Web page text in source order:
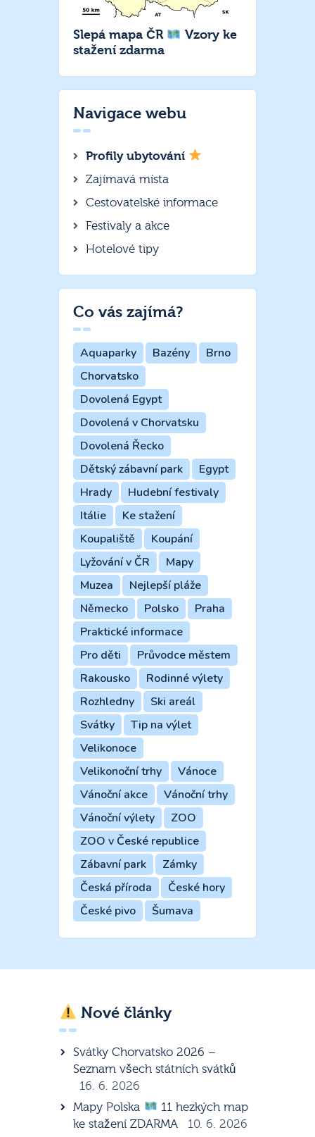
Slepá mapa ČR
Vzory ke
stažení zdarma
Navigace webu
Profily ubytování
Zajímavá místa
Cestovatelské informace
Festivaly a akce
Hotelové tipy
Co vás zajímá?
Aquaparky Bazény
Brno
Chorvatsko
Dovolená Egypt
Dovolená v Chorvatsku
Dovolená Řecko
Dětský zábavní park
Egypt
Hrady
Hudební festivaly
Itálie
Ke stažení
Koupaliště
Koupání
Lyžování v ČR
Mapy
Muzea
Nejlepší pláže
Německo
Polsko
Praha
Praktické informace
Pro děti
Průvodce městem
Rakousko
Rodinné výlety
Rozhledny
Ski areál
Svátky
Tip na výlet
Velikonoce
Velikonoční trhy
Vánoce
Vánoční akce
Vánoční trhy
Vánoční výlety
ZOO
ZOO v České republice
Zábavní park
Zámky
Česká příroda
České hory
České pivo
Šumava
Nové články
Svátky Chorvatsko 2026 –
Seznam všech státních svátků
16. 6. 2026
Mapy Polska
11 hezkých map
ke stažení ZDARMA
10. 6. 2026